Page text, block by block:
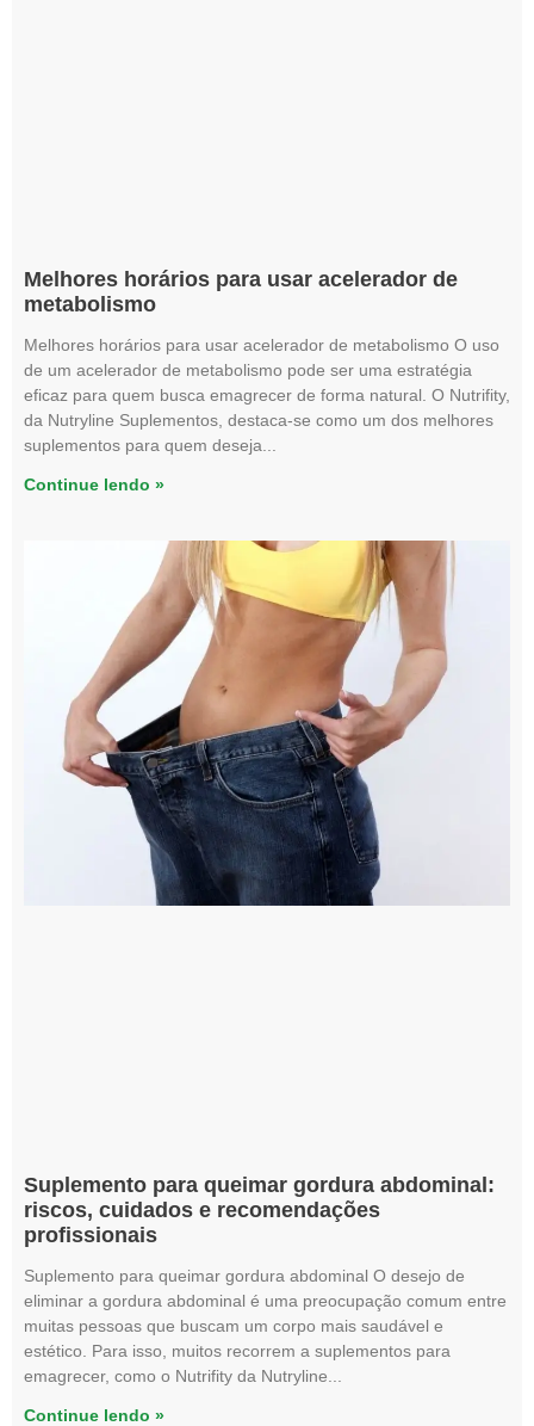
Melhores horários para usar acelerador de
metabolismo
Melhores horários para usar acelerador de metabolismo O uso
de um acelerador de metabolismo pode ser uma estratégia
eficaz para quem busca emagrecer de forma natural. O Nutrifity,
da Nutryline Suplementos, destaca-se como um dos melhores
suplementos para quem deseja
Continue lendo »
Suplemento para queimar gordura abdominal:
riscos, cuidados e recomendações
profissionais
Suplemento para queimar gordura abdominal O desejo de
eliminar a gordura abdominal é uma preocupação comum entre
muitas pessoas que buscam um corpo mais saudável e
estético. Para isso, muitos recorrem a suplementos para
emagrecer, como o Nutrifity da Nutryline
Continue lendo »